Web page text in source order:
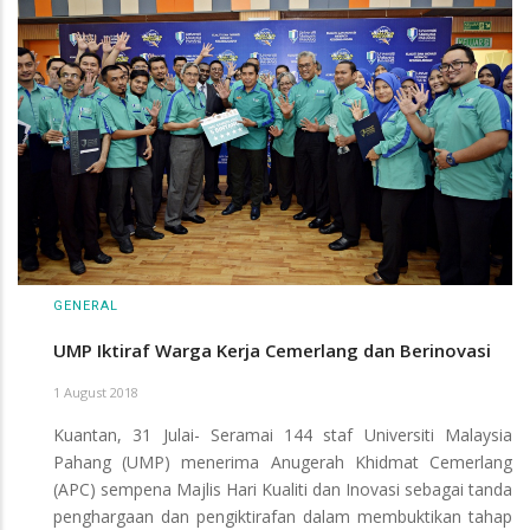
GENERAL
UMP Iktiraf Warga Kerja Cemerlang dan Berinovasi
1 August 2018
Kuantan, 31 Julai- Seramai 144 staf Universiti Malaysia
Pahang (UMP) menerima Anugerah Khidmat Cemerlang
(APC) sempena Majlis Hari Kualiti dan Inovasi sebagai tanda
penghargaan dan pengiktirafan dalam membuktikan tahap